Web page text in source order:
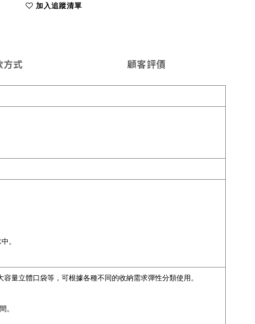
加入追蹤清單
方式 顧客評價
。
量立體口袋等，可根據各種不同的收納需求彈性分類使用。
。